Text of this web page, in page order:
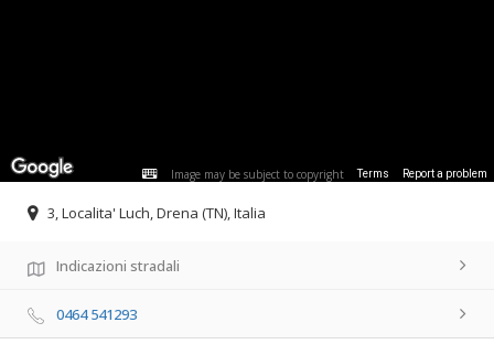
Image may be subject to copyright Terms Report a problem
3, Localita' Luch, Drena (TN), Italia
Indicazioni stradali
0464 541293